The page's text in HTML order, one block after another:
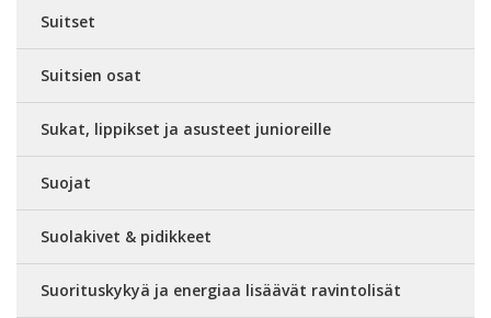
Suitset
Suitsien osat
Sukat, lippikset ja asusteet junioreille
Suojat
Suolakivet & pidikkeet
Suorituskykyä ja energiaa lisäävät ravintolisät